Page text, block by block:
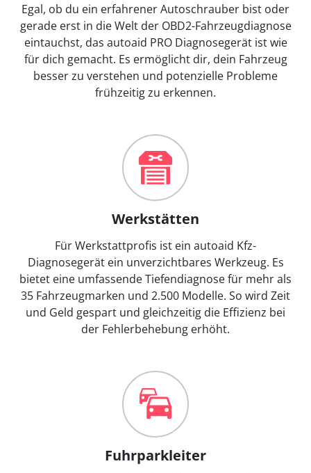
Egal, ob du ein erfahrener Autoschrauber bist oder
gerade erst in die Welt der OBD2-Fahrzeugdiagnose
eintauchst, das autoaid PRO Diagnosegerät ist wie
für dich gemacht. Es ermöglicht dir, dein Fahrzeug
besser zu verstehen und potenzielle Probleme
frühzeitig zu erkennen.
Werkstätten
Für Werkstattprofis ist ein autoaid Kfz-
Diagnosegerät ein unverzichtbares Werkzeug. Es
bietet eine umfassende Tiefendiagnose für mehr als
35 Fahrzeugmarken und 2.500 Modelle. So wird Zeit
und Geld gespart und gleichzeitig die Effizienz bei
der Fehlerbehebung erhöht.
Fuhrparkleiter